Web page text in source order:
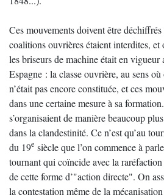
Ces mouvements doivent être
coalitions ouvrières étaient interdites,
les briseurs de machine était en vigueur
Espagne : la classe ouvrière, au sens
n’était pas encore constituée, et ces
dans une certaine mesure à sa
s’organisaient de manière beaucoup
dans la clandestinité. Ce n’est qu’au
du 19e siècle que l’on commence à
tournant qui coïncide avec la
de cette forme d’"action directe". On
la contestation même de la